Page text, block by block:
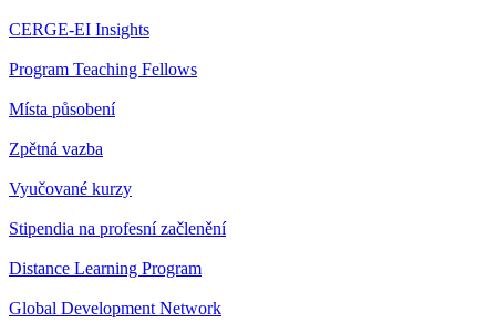
CERGE-EI Insights
Program Teaching Fellows
Místa působení
Zpětná vazba
Vyučované kurzy
Stipendia na profesní začlenění
Distance Learning Program
Global Development Network